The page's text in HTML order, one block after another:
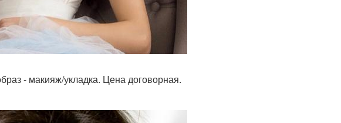
- макияж/укладка. Цена договорная.